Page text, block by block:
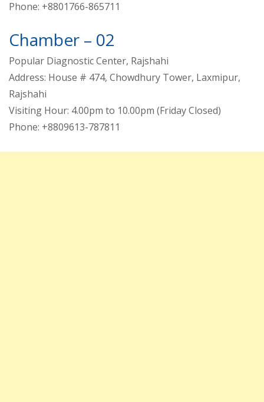
Phone: +8801766-865711
Chamber – 02
Popular Diagnostic Center, Rajshahi
Address: House # 474, Chowdhury Tower, Laxmipur,
Rajshahi
Visiting Hour: 4.00pm to 10.00pm (Friday Closed)
Phone: +8809613-787811